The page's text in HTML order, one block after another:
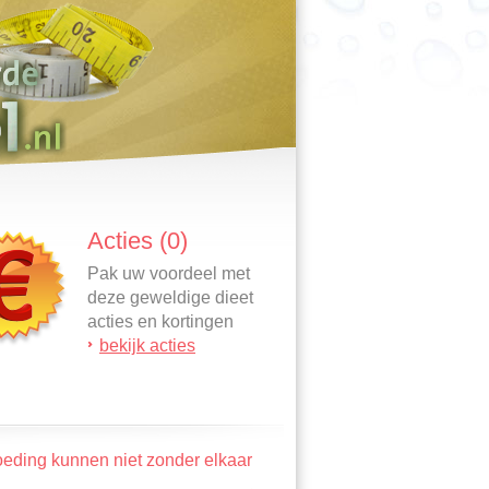
Acties (0)
Pak uw voordeel met
deze geweldige dieet
acties en kortingen
bekijk acties
kunnen niet zonder elkaar